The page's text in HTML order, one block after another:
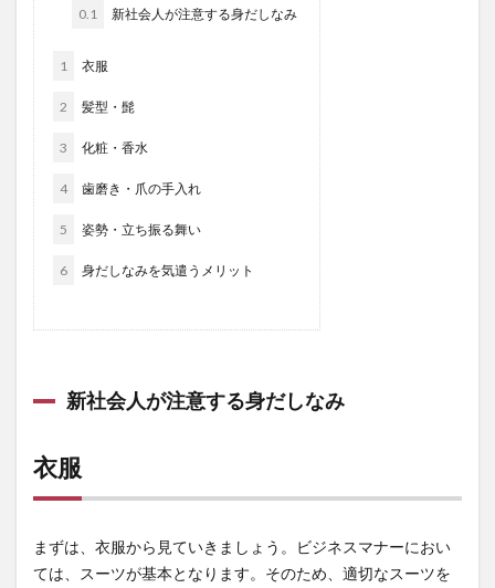
0.1 新社会人が注意する身だしなみ
1 衣服
2 髪型・髭
3 化粧・香水
4 歯磨き・爪の手入れ
5 姿勢・立ち振る舞い
6 身だしなみを気遣うメリット
新社会人が注意する身だしなみ
衣服
まずは、衣服から見ていきましょう。ビジネスマナーにおい
ては、スーツが基本となります。そのため、適切なスーツを